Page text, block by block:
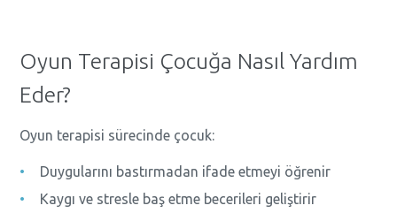
Oyun Terapisi Çocuğa Nasıl Yardım
Eder?
Oyun terapisi sürecinde çocuk:
Duygularını bastırmadan ifade etmeyi öğrenir
Kaygı ve stresle baş etme becerileri geliştirir